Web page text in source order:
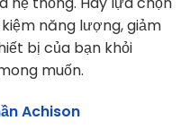
năng lượng, giảm
bị của bạn khỏi
muốn.
Achison